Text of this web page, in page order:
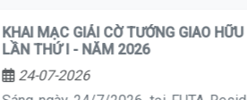
KHAI MẠC GIẢI CỜ TƯỚNG GIAO
LẦN THỨ I - NĂM 2026
24-07-2026